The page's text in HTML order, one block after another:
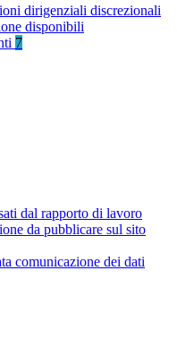
dirigenziali discrezionali
disponibili
7
dal rapporto di lavoro
da pubblicare sul sito
comunicazione dei dati